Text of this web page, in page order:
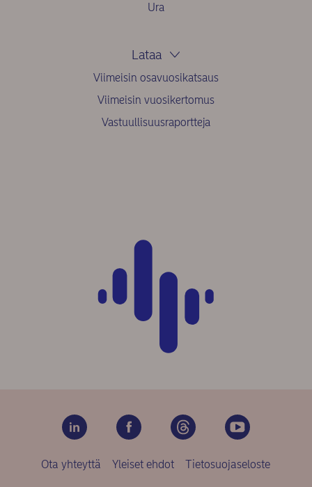
Ura
Lataa
Viimeisin osavuosikatsaus
Viimeisin vuosikertomus
Vastuullisuusraportteja
Ota yhteyttä Yleiset ehdot Tietosuojaseloste